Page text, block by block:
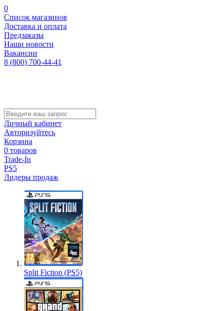
0
Список магазинов
Доставка и оплата
Предзаказы
Наши новости
Вакансии
8 (800) 700-44-41
Личный кабинет
Авторизуйтесь
Корзина
0 товаров
Trade-In
PS5
Лидеры продаж
Split Fiction (PS5)